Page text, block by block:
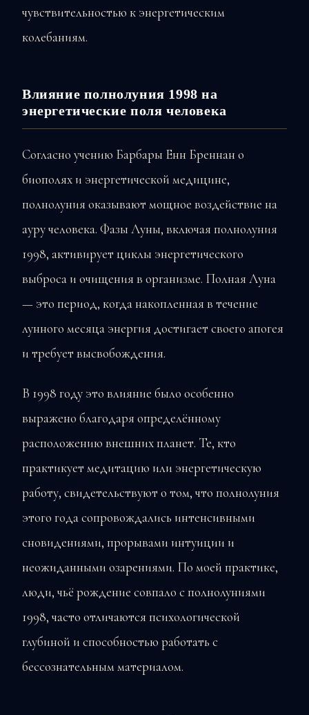
чувствительностью к энергетическим
колебаниям.
Влияние полнолуния 1998 на
энергетические поля человека
Согласно учению Барбары Енн Бреннан о
биополях и энергетической медицине,
полнолуния оказывают мощное воздействие на
ауру человека. Фазы Луны, включая полнолуния
1998, активирует циклы энергетического
выброса и очищения в организме. Полная Луна
— это период, когда накопленная в течение
лунного месяца энергия достигает своего апогея
и требует высвобождения.
В 1998 году это влияние было особенно
выражено благодаря определённому
расположению внешних планет. Те, кто
практикует медитацию или энергетическую
работу, свидетельствуют о том, что полнолуния
этого года сопровождались интенсивными
сновидениями, прорывами интуиции и
неожиданными озарениями. По моей практике,
люди, чьё рождение совпало с полнолуниями
1998, часто отличаются психологической
глубиной и способностью работать с
бессознательным материалом.